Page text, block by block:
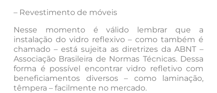
– Revestimento de móveis
Nesse momento é válido lembrar que a
instalação do vidro reflexivo – como também é
chamado – está sujeita as diretrizes da ABNT –
Associação Brasileira de Normas Técnicas. Dessa
forma é possível encontrar vidro refletivo com
beneficiamentos diversos – como laminação,
têmpera – facilmente no mercado.